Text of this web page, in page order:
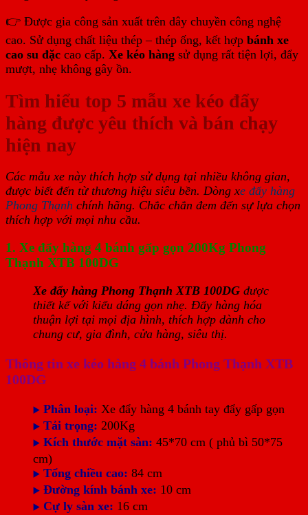
👉 Được gia công sản xuất trên dây chuyền công nghệ
cao. Sử dụng chất liệu thép – thép ống, kết hợp bánh xe
cao su đặc cao cấp. Xe kéo hàng sử dụng rất tiện lợi, đẩy
mượt, nhẹ không gây ồn.
Tìm hiểu top 5 mẫu xe kéo đẩy
hàng được yêu thích và bán chạy
hiện nay
Các mẫu xe này thích hợp sử dụng tại nhiều không gian,
được biết đến từ thương hiệu siêu bền. Dòng xe đẩy hàng
Phong Thạnh chính hãng. Chắc chắn đem đến sự lựa chọn
thích hợp với mọi nhu cầu.
1. Xe đẩy hàng 4 bánh gấp gọn 200Kg Phong
Thạnh XTB 100DG
Xe đẩy hàng Phong Thạnh XTB 100DG được
thiết kế với kiểu dáng gọn nhẹ. Đẩy hàng hóa
thuận lợi tại mọi địa hình, thích hợp dành cho
chung cư, gia đình, cửa hàng, siêu thị.
Thông tin xe kéo hàng 4 bánh Phong Thạnh XTB
100DG
▶️ Phân loại: Xe đẩy hàng 4 bánh tay đẩy gấp gọn
▶️ Tải trọng: 200Kg
▶️ Kích thước mặt sàn: 45*70 cm ( phủ bì 50*75
cm)
▶️ Tổng chiều cao: 84 cm
▶️ Đường kính bánh xe: 10 cm
▶️ Cự ly sàn xe: 16 cm